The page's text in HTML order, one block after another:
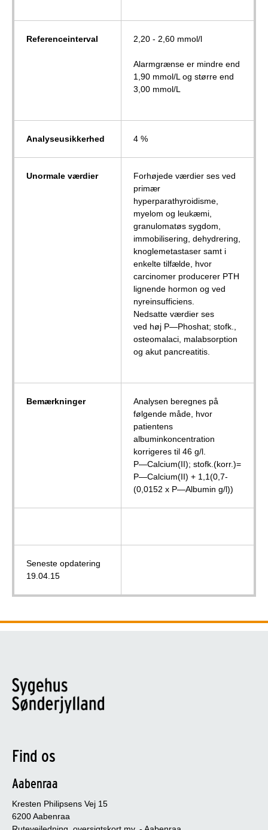
Referenceinterval 2,20 - 2,60 mmol/l
Alarmgrænse er mindre end
1,90 mmol/L og større end
3,00 mmol/L
Analyseusikkerhed 4 %
Unormale værdier
Forhøjede værdier ses ved
primær
hyperparathyroidisme,
myelom og leukæmi,
granulomatøs sygdom,
immobilisering, dehydrering,
knoglemetastaser samt i
enkelte tilfælde, hvor
carcinomer producerer PTH
lignende hormon og ved
nyreinsufficiens.
Nedsatte værdier ses
ved høj P—Phoshat; stofk.,
osteomalaci, malabsorption
og akut pancreatitis.
Bemærkninger
Analysen beregnes på
følgende måde, hvor
patientens
albuminkoncentration
korrigeres til 46 g/l.
P—Calcium(II); stofk.(korr.)=
P—Calcium(II) + 1,1(0,7-
(0,0152 x P—Albumin g/l))
Seneste opdatering
19.04.15
Find os
Aabenraa
Kresten Philipsens Vej 15
6200 Aabenraa